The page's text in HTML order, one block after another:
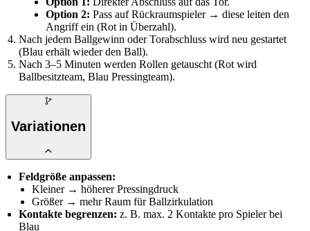
Option 2: Pass auf Rückraumspieler → diese leiten den
Angriff ein (Rot in Überzahl).
Nach jedem Ballgewinn oder Torabschluss wird neu gestartet
(Blau erhält wieder den Ball).
Nach 3–5 Minuten werden Rollen getauscht (Rot wird
Ballbesitzteam, Blau Pressingteam).
Variationen
Feldgröße anpassen:
Kleiner → höherer Pressingdruck
Größer → mehr Raum für Ballzirkulation
Kontakte begrenzen:z. B. max. 2 Kontakte pro Spieler bei
Blau